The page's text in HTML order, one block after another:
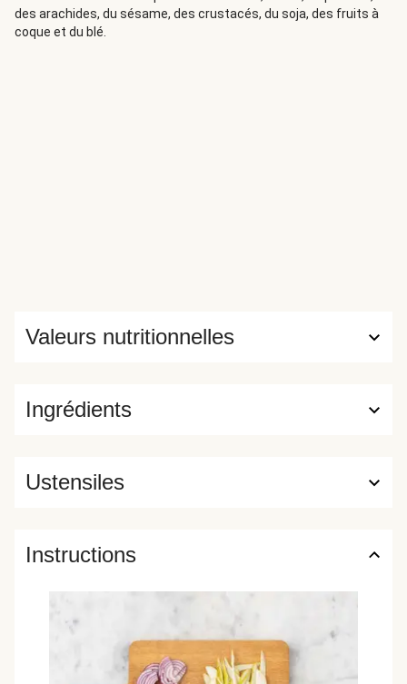
des arachides, du sésame, des crustacés, du soja, des fruits à
coque et du blé.
Ingrédients
Valeurs nutritionnelles
Ustensiles
Instructions